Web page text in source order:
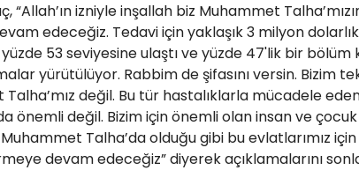
“Allah’ın izniyle inşallah biz Muhammet
edeceğiz. Tedavi için yaklaşık 3 milyon
53 seviyesine ulaştı ve yüzde 47'lik bir
yürütülüyor. Rabbim de şifasını versin. Bizim
değil. Bu tür hastalıklarla mücadele
önemli değil. Bizim için önemli olan insan ve
Talha’da olduğu gibi bu evlatlarımız
devam edeceğiz” diyerek açıklamalarını